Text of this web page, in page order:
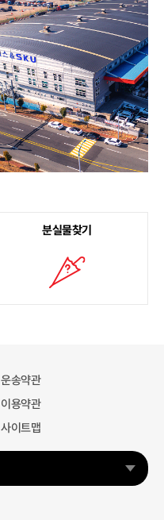
분실물찾기
운송약관
이용약관
사이트맵